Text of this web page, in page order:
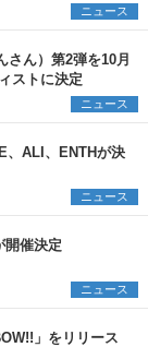
の参加を新たに発
ニュース
ん）第2弾を10月
ストに決定
ニュース
、ALI、ENTHが決
ニュース
開催決定
ニュース
」をリリース